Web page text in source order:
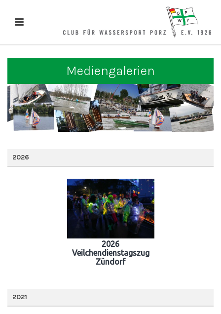
Mediengalerien
2026
2026
Veilchendienstagszug
Zündorf
2021